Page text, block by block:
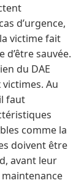
d’urgence,
victime fait
sauvée.
du DAE
Au
faut
comme la
doivent être
avant leur